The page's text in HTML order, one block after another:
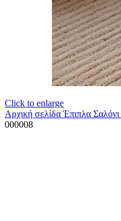
Click to enlarge
Αρχική σελίδαΈπιπλα Σαλόνι
000008